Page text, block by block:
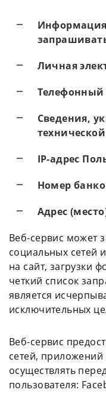
Личная
Сведения,
IP-адрес
Номер
Адрес
Веб-сервис может
социальных сетей
на сайт, загрузки
четкий список
является
исключительных
Веб-сервис
сетей, приложений
осуществлять
пользователя: